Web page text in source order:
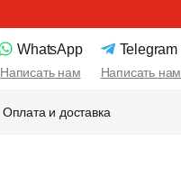
WhatsApp
Написать нам
Telegram
Написать нам
Оплата и доставка